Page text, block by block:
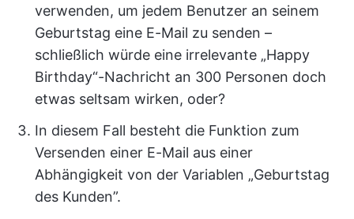
verwenden, um jedem Benutzer an seinem
Geburtstag eine E-Mail zu senden –
schließlich würde eine irrelevante „Happy
Birthday“-Nachricht an 300 Personen doch
etwas seltsam wirken, oder?
In diesem Fall besteht die Funktion zum
Versenden einer E-Mail aus einer
Abhängigkeit von der Variablen „Geburtstag
des Kunden”.